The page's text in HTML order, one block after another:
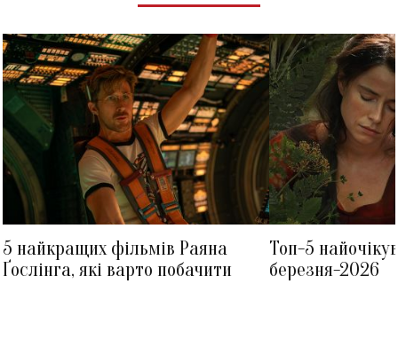
5 найкращих фільмів Раяна
Ґослінга, які варто побачити
Топ-5
березня-2026